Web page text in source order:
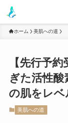
ホーム 美肌への道
【先行予
ぎた活性
の肌をレ
美肌への道